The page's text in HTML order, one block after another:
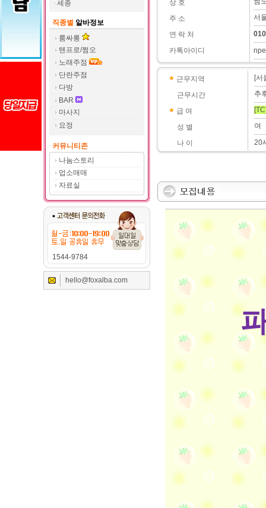
세종
직종별 알바정보
룸싸롱
텐프로/쩜오
노래주점
단란주점
다방
BAR
마사지
요정
커뮤니티존
나눔스토리
업소매매
자료실
1544-9784
hello@foxalba.com
상 호
주 소
연 락 처
카톡아이디
서
근무지역
근무시간
급 여
성 별
나 이
[서
추
여
20